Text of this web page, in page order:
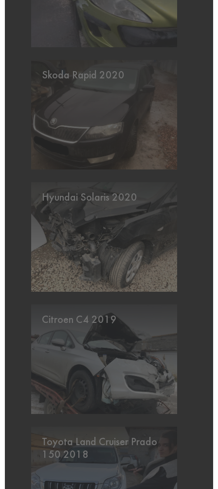
Skoda Rapid 2020
Hyundai Solaris 2020
Citroen C4 2019
Toyota Land Cruiser Prado
150 2018